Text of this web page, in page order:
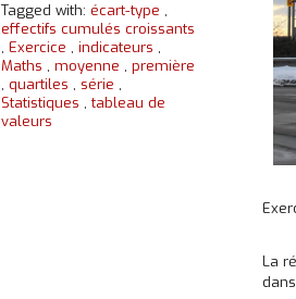
Tagged with: écart-type ,
effectifs cumulés croissants
, Exercice , indicateurs ,
Maths , moyenne , première
, quartiles , série ,
Statistiques ,tableau de
valeurs
La